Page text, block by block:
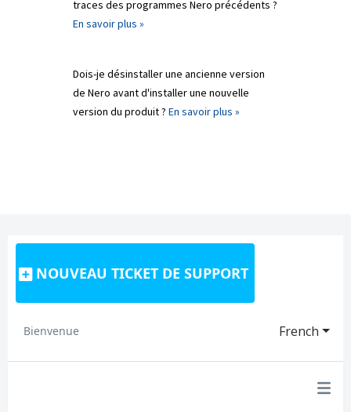
traces des programmes Nero précédents ?
En savoir plus »
Dois-je désinstaller une ancienne version
de Nero avant d'installer une nouvelle
version du produit ? En savoir plus »
NOUVEAU TICKET DE SUPPORT
French
Bienvenue